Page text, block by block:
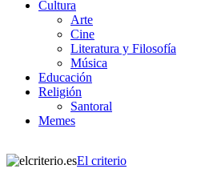
Cultura
Arte
Cine
Literatura y Filosofía
Música
Educación
Religión
Santoral
Memes
El criterio